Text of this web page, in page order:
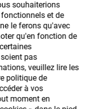
souhaiterions
et de
le ferons qu'avec
qu'en fonction de
pas
veuillez lire les
politique de
à vos
moment en
vous pour
découvrir notre
ophtalmiques